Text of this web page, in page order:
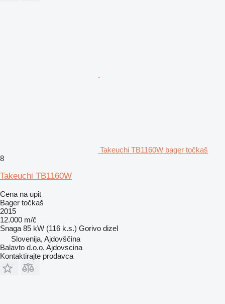
Takeuchi TB1160W bager točkaš
8
Takeuchi TB1160W
Cena na upit
Bager točkaš
2015
12.000 m/č
Snaga 85 kW (116 k.s.) Gorivo dizel
Slovenija, Ajdovščina
Balavto d.o.o. Ajdovscina
Kontaktirajte prodavca